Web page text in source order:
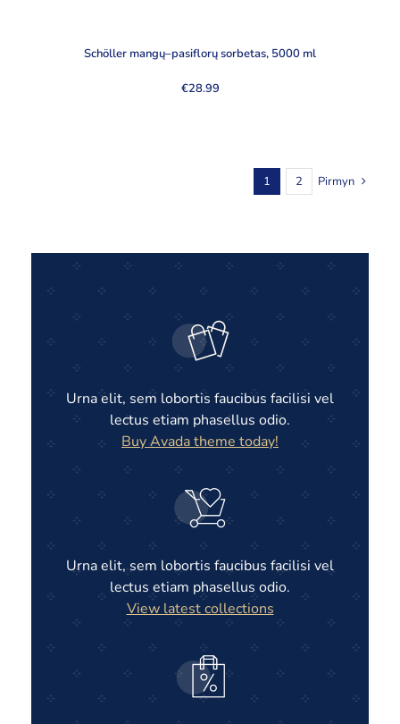
Schöller mangų–pasiflorų sorbetas, 5000 ml
€28.99
1 2 Pirmyn
Urna elit, sem lobortis faucibus facilisi vel
lectus etiam phasellus odio.
Buy Avada theme today!
Urna elit, sem lobortis faucibus facilisi vel
lectus etiam phasellus odio.
View latest collections